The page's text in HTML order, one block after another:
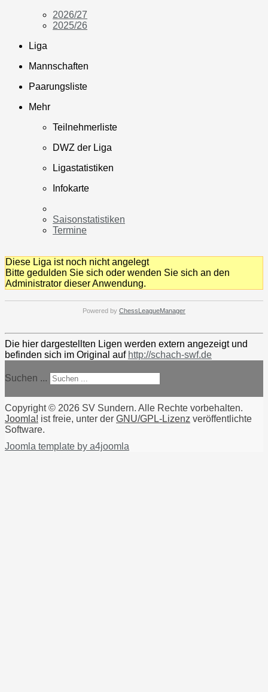
2026/27
2025/26
Liga
Mannschaften
Paarungsliste
Mehr
Teilnehmerliste
DWZ der Liga
Ligastatistiken
Infokarte
Saisonstatistiken
Termine
Diese Liga ist noch nicht angelegt
Bitte gedulden Sie sich oder wenden Sie sich an den
Administrator dieser Anwendung.
Powered by ChessLeagueManager
Die hier dargestellten Ligen werden extern angezeigt und
befinden sich im Original auf http://schach-swf.de
Suchen ...
Copyright © 2026 SV Sundern. Alle Rechte vorbehalten.
Joomla! ist freie, unter der GNU/GPL-Lizenz veröffentlichte
Software.
Joomla template by a4joomla